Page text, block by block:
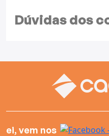
Dúvidas dos
ei, vem nos